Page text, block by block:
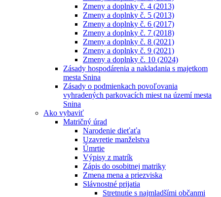
Zmeny a doplnky č. 4 (2013)
Zmeny a doplnky č. 5 (2013)
Zmeny a doplnky č. 6 (2017)
Zmeny a doplnky č. 7 (2018)
Zmeny a doplnky č. 8 (2021)
Zmeny a doplnky č. 9 (2021)
Zmeny a doplnky č. 10 (2024)
Zásady hospodárenia a nakladania s majetkom
mesta Snina
Zásady o podmienkach povoľovania
vyhradených parkovacích miest na území mesta
Snina
Ako vybaviť
Matričný úrad
Narodenie dieťaťa
Uzavretie manželstva
Úmrtie
Výpisy z matrík
Zápis do osobitnej matriky
Zmena mena a priezviska
Slávnostné prijatia
Stretnutie s najmladšími občanmi